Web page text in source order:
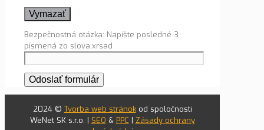
Bezpečnostná otázka: Napíšte posledné 3
písmená zo slova:xrsad
2024 © Tvorba web stránokod spoločnosti
WeNet SK s.r.o. | SEO & PPC | Zásady ochrany